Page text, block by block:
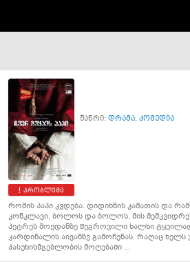
პრობლემა
ჟანრი: დრამა, კომედია
რომის პაპი კვდება. დიდიხნის კამათის და
კონკლავი, ბოლოს და ბოლოს, მის
პეტრეს მოედანზე შეგროვილი ხალხი
კარდინალის აივანზე გამოჩენას. რაღაც ხელს
პასუხისმგებლობის მოღებაში ...